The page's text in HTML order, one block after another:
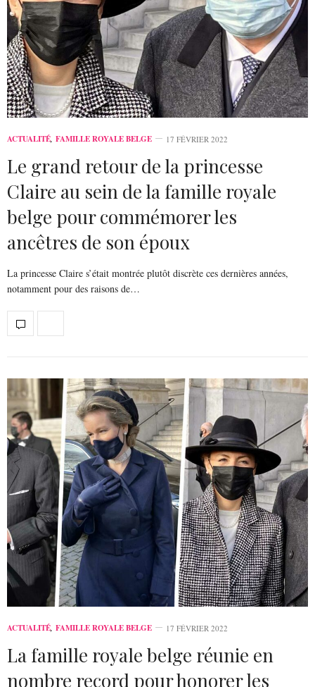
ACTUALITÉ, FAMILLE ROYALE BELGE 17 FÉVRIER 2022
Le grand retour de la princesse
Claire au sein de la famille royale
belge pour commémorer les
ancêtres de son époux
La princesse Claire s’était montrée plutôt discrète ces dernières années,
notamment pour des raisons de…
ACTUALITÉ, FAMILLE ROYALE BELGE 17 FÉVRIER 2022
La famille royale belge réunie en
nombre record pour honorer les